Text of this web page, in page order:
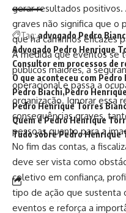
Tag: advogado Pedro
Advogado Pedro Henrique
Consultor em processos de
O que aconteceu com
Pedro Biachi Pedro
Pedro Henrique Torres
Quem é Pedro Henrique
Tudo sobre Pedro Henrique
gerar resultados positivos.
graves não significa que o
que há caminhos eficazes
À medida que eventos se
públicos maiores, a
operacional e passa a
organização. Ignorar essa
consequências graves,
pessoas quanto para a
No fim das contas, a
deve ser vista como
coletivo em confiança,
tipo de ação que sustenta
eventos e reforça a